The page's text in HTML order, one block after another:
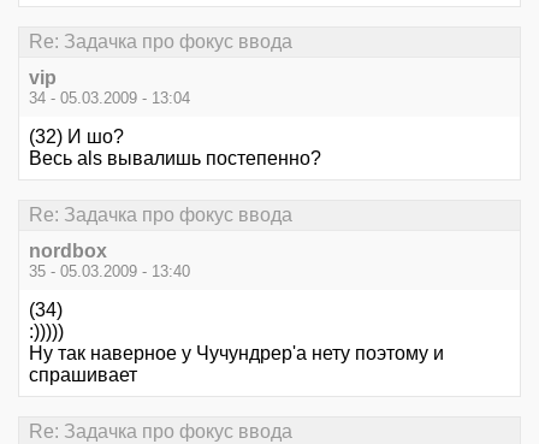
Re: Задачка про фокус ввода
vip
34 - 05.03.2009 - 13:04
(32) И шо?
Весь als вывалишь постепенно?
Re: Задачка про фокус ввода
nordbox
35 - 05.03.2009 - 13:40
(34)
:)))))
Ну так наверное у Чучундрер'а нету поэтому и
спрашивает
Re: Задачка про фокус ввода